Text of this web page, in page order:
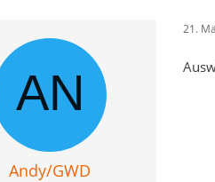
Andy/GWD
21.